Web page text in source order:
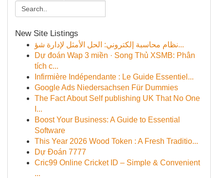
New Site Listings
نظام محاسبة إلكتروني: الحل الأمثل لإدارة شؤ...
Dự đoán Wap 3 miền · Song Thủ XSMB: Phân
tích c...
Infirmière Indépendante : Le Guide Essentiel...
Google Ads Niedersachsen Für Dummies
The Fact About Self publishing UK That No One
I...
Boost Your Business: A Guide to Essential
Software
This Year 2026 Wood Token : A Fresh Traditio...
Dự Đoán 7777
Cric99 Online Cricket ID – Simple & Convenient
...